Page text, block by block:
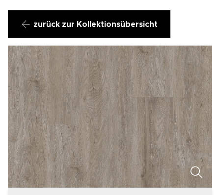
zurück zur Kollektionsübersicht